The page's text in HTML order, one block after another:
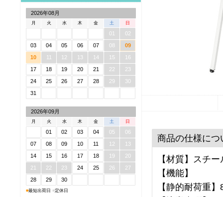
2026年08月
月 火 水 木 金 土 日
01
02
03
04 05 06 07 08
09
10
11 12 13 14 15
16
17
18 19 20 21 22
23
24
25 26 27 28 29
30
31
2026年09月
月 火 水 木 金 土 日
01 02 03 04 05
06
07
08 09 10 11 12
13
14
15 16 17 18 19
20
21
22 23 24 25 26
27
28
29 30
■最短出荷日 ■定休日
商品の仕様につ
【材質】スチ
【機能】
【静的耐荷重